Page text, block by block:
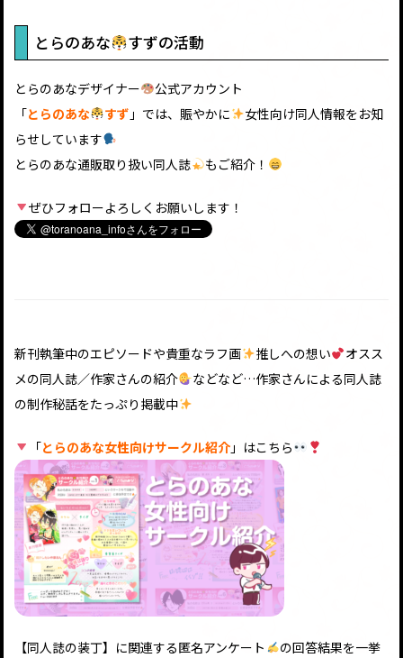
とらのあな すずの活動
とらのあなデザイナー
公式アカウント
「とらのあな すず 」では、賑やかに
女性向け同人情報をお知
らせしています
とらのあな通販取り扱い同人誌
もご紹介！
ぜひフォローよろしくお願いします！
新刊執筆中のエピソードや貴重なラフ画 推しへの想い
オスス
メの同人誌／作家さんの紹介
などなど…作家さんによる同人誌
の制作秘話をたっぷり掲載中
「とらのあな女性向けサークル紹介」はこちら
【同人誌の装丁】に関連する匿名アンケート
の回答結果を一挙